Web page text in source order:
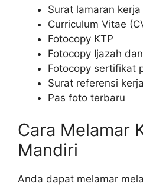
Surat lamaran kerja
Curriculum Vitae
Fotocopy KTP
Fotocopy Ijazah
Fotocopy sertifikat
Surat referensi
Pas foto terbaru
Cara Melamar
Mandiri
Anda dapat melamar